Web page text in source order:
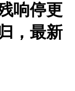
响停更
，最新